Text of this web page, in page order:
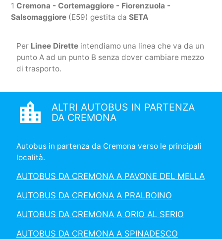
1 Cremona - Cortemaggiore - Fiorenzuola -
Salsomaggiore (E59) gestita daSETA
Per Linee Diretteintendiamo una linea che va da un
punto A ad un punto B senza dover cambiare mezzo
di trasporto.
location_city
ALTRI AUTOBUS IN PARTENZA
DA CREMONA
Autobus in partenza da Cremona verso le principali
località.
AUTOBUS DA CREMONA A PAVONE DEL MELLA
AUTOBUS DA CREMONA A PRALBOINO
AUTOBUS DA CREMONA A ORIO AL SERIO
AUTOBUS DA CREMONA A SPINADESCO